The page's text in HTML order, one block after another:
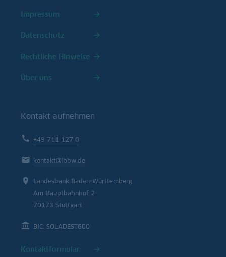
Impressum
Datenschutz
Rechtliche Hinweise
Über uns
Kontakt aufnehmen
+49 711 127 0
kontakt@lbbw.de
Landesbank Baden-Württemberg
Am Hauptbahnhof 2
70173 Stuttgart
BIC: SOLADEST600
Kontaktformular